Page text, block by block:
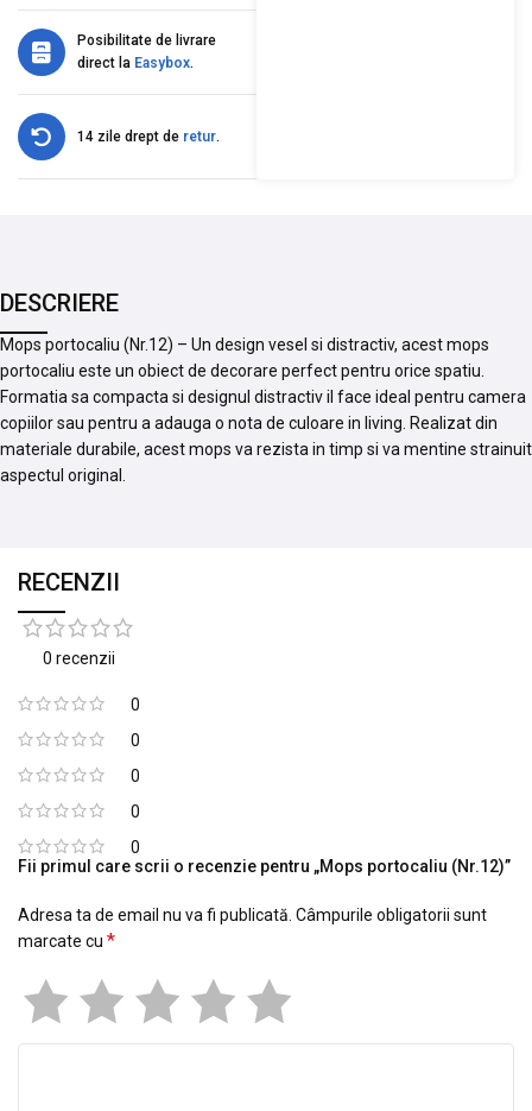
Posibilitate de livrare
direct la Easybox.
14 zile drept de retur.
DESCRIERE
Mops portocaliu (Nr.12) – Un design vesel si distractiv, acest mops
portocaliu este un obiect de decorare perfect pentru orice spatiu.
Formatia sa compacta si designul distractiv il face ideal pentru camera
copiilor sau pentru a adauga o nota de culoare in living. Realizat din
materiale durabile, acest mops va rezista in timp si va mentine strainuit
aspectul original.
RECENZII
0 recenzii
0
0
0
0
0
Fii primul care scrii o recenzie pentru „Mops portocaliu (Nr.12)”
Adresa ta de email nu va fi publicată. Câmpurile obligatorii sunt
marcate cu *